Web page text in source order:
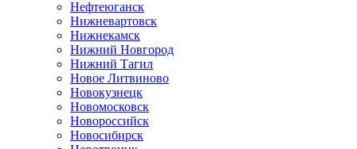
Нефтеюганск
Нижневартовск
Нижнекамск
Нижний Новгород
Нижний Тагил
Новое Литвиново
Новокузнецк
Новомосковск
Новороссийск
Новосибирск